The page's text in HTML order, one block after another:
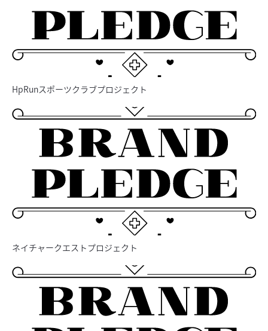
HpRunスポーツクラブプロジェクト
ネイチャークエストプロジェクト